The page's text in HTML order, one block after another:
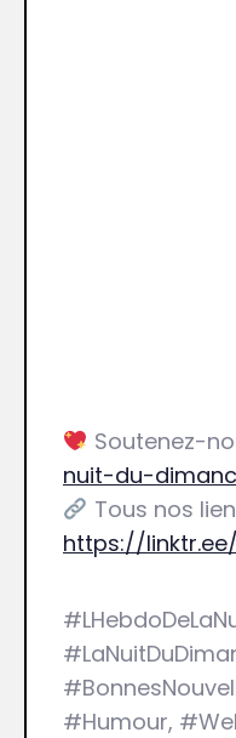
Soutenez-
nuit-du-
Tous nos
https://
#Humour,